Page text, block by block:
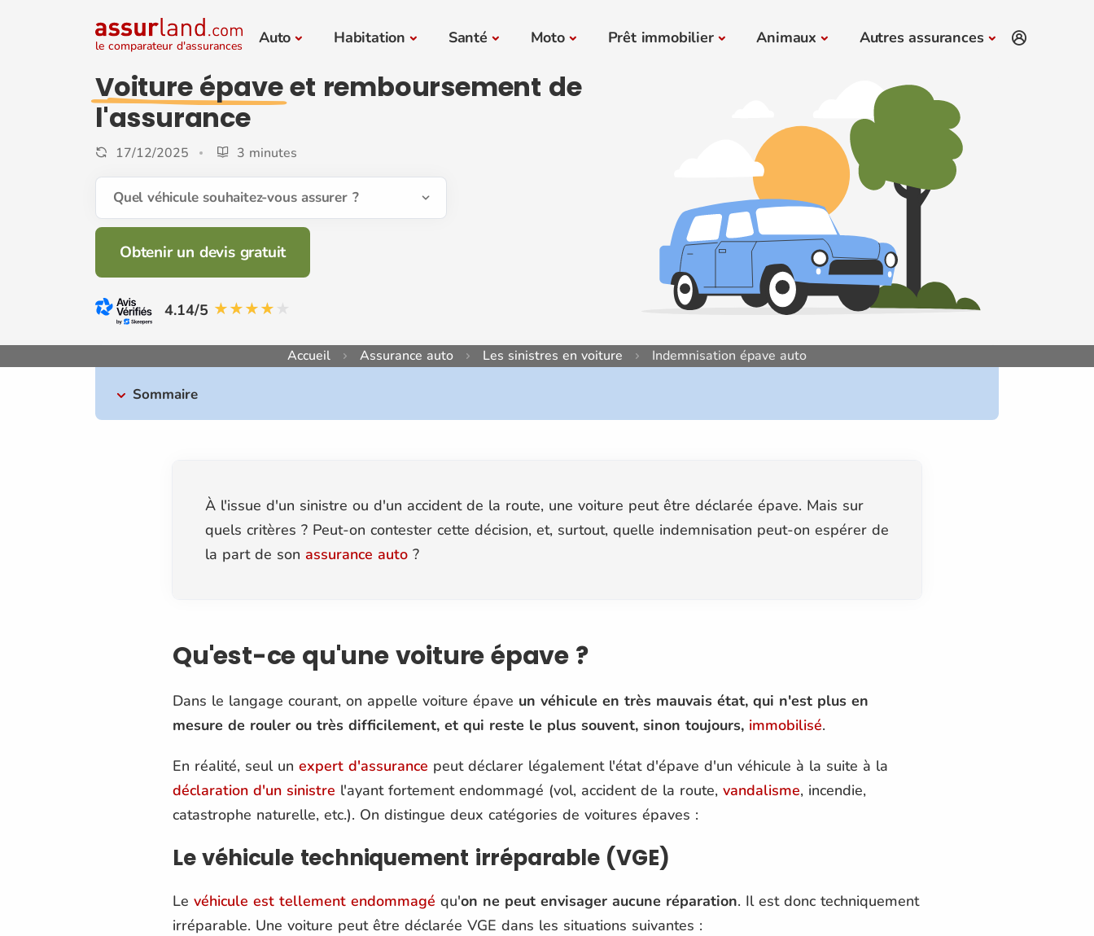
le comparateur d'assurances Auto Habitation Santé Moto Prêt immobilier Animaux Autres assurances
Voiture épaveet remboursement de
l'assurance
17/12/2025 3 minutes
Quel véhicule souhaitez-vous assurer ?
Obtenir un devis gratuit
4.14/5
Accueil Assurance auto Les sinistres en voiture Indemnisation épave auto
Sommaire
À l'issue d'un sinistre ou d'un accident de la route, une voiture peut être déclarée épave. Mais sur
quels critères ? Peut-on contester cette décision, et, surtout, quelle indemnisation peut-on espérer de
la part de son assurance auto ?
Qu'est-ce qu'une voiture épave ?
Dans le langage courant, on appelle voiture épave un véhicule en très mauvais état, qui n'est plus en
mesure de rouler ou très difficilement, et qui reste le plus souvent, sinon toujours, immobilisé.
En réalité, seul un expert d'assurance peut déclarer légalement l'état d'épave d'un véhicule à la suite à la
déclaration d'un sinistre l'ayant fortement endommagé (vol, accident de la route, vandalisme, incendie,
catastrophe naturelle, etc.). On distingue deux catégories de voitures épaves :
Le véhicule techniquement irréparable (VGE)
Le véhicule est tellement endommagé qu'on ne peut envisager aucune réparation. Il est donc techniquement
irréparable. Une voiture peut être déclarée VGE dans les situations suivantes :